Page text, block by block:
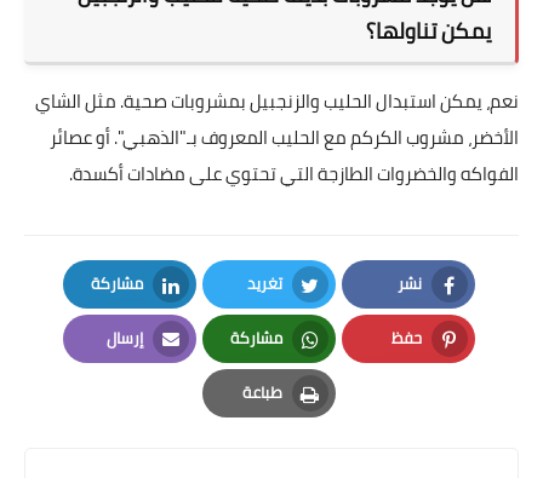
يمكن تناولها؟
نعم، يمكن استبدال الحليب والزنجبيل بمشروبات صحية. مثل الشاي
الأخضر، مشروب الكركم مع الحليب المعروف بـ"الذهبي". أو عصائر
الفواكه والخضروات الطازجة التي تحتوي على مضادات أكسدة.
نشر
Facebook
تغريد
Twitter
مشاركة
LinkedIn
حفظ
Pinterest
مشاركة
Whatsapp
إرسال
Email
طباعة
Print